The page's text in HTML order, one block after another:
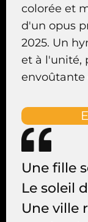
colorée et
d'un opus
2025. Un
et à l'unité,
envoûtante
Une fille
Le soleil
Une ville